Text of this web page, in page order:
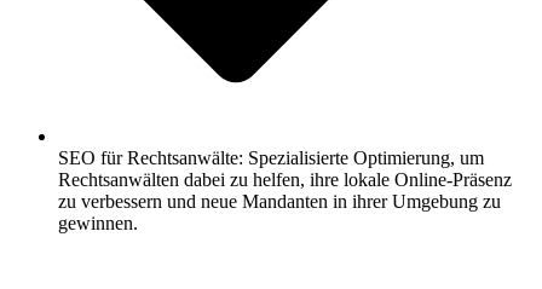
SEO für Rechtsanwälte: Spezialisierte Optimierung, um
Rechtsanwälten dabei zu helfen, ihre lokale Online-Präsenz
zu verbessern und neue Mandanten in ihrer Umgebung zu
gewinnen.